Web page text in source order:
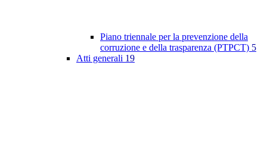
Piano triennale per la prevenzione della
corruzione e della trasparenza (PTPCT) 5
Atti generali 19